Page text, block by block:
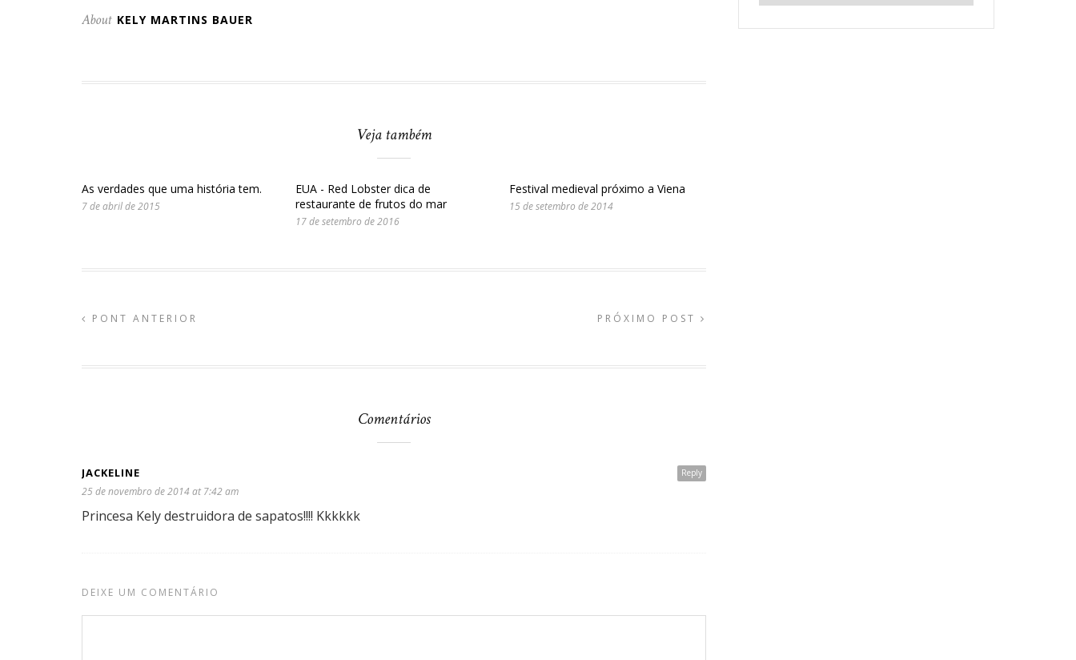
About KELY MARTINS BAUER
Veja também
As verdades que uma história tem.
7 de abril de 2015
EUA - Red Lobster dica de
restaurante de frutos do mar
17 de setembro de 2016
Festival medieval próximo a Viena
15 de setembro de 2014
PONT ANTERIOR PRÓXIMO POST
Comentários
Reply
JACKELINE
25 de novembro de 2014 at 7:42 am
Princesa Kely destruidora de sapatos!!!! Kkkkkk
DEIXE UM COMENTÁRIO